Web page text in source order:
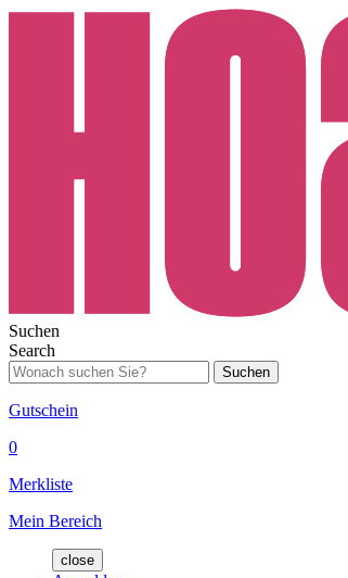
Suchen
Search
Suchen
Gutschein
0
Merkliste
Mein Bereich
close